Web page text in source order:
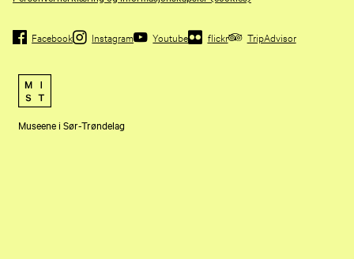
Facebook Instagram Youtube flickr TripAdvisor
Museene i Sør-Trøndelag